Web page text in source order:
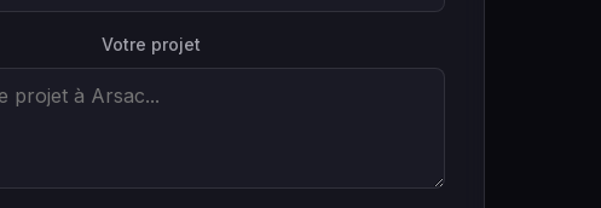
Votre projet